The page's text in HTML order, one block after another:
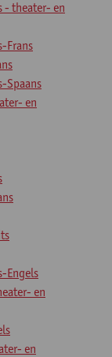
- theater- en
Frans
Spaans
en
Engels
en
en